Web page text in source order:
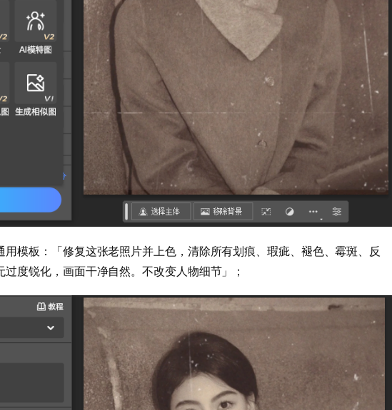
模板：「修复这张老照片并上色，清除所有划痕、瑕疵、褪色、霉斑、反
度锐化，画面干净自然。不改变人物细节」；